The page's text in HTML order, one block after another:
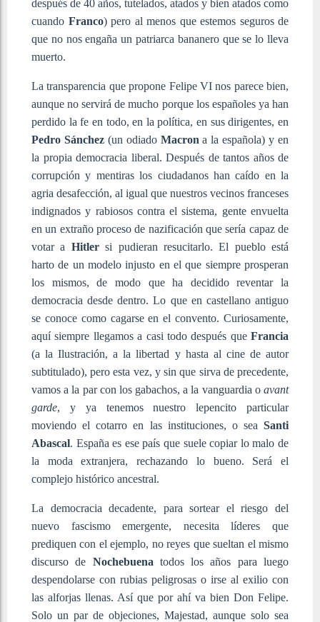
después de 40 años, tutelados, atados y bien atados como
cuando Franco) pero al menos que estemos seguros de
que no nos engaña un patriarca bananero que se lo lleva
muerto.
La transparencia que propone Felipe VI nos parece bien,
aunque no servirá de mucho porque los españoles ya han
perdido la fe en todo, en la política, en sus dirigentes, en
Pedro Sánchez(un odiado Macron a la española) y en
la propia democracia liberal. Después de tantos años de
corrupción y mentiras los ciudadanos han caído en la
agria desafección, al igual que nuestros vecinos franceses
indignados y rabiosos contra el sistema, gente envuelta
en un extraño proceso de nazificación que sería capaz de
votar a Hitlersi pudieran resucitarlo. El pueblo está
harto de un modelo injusto en el que siempre prosperan
los mismos, de modo que ha decidido reventar la
democracia desde dentro. Lo que en castellano antiguo
se conoce como cagarse en el convento. Curiosamente,
aquí siempre llegamos a casi todo después que Francia
(a la Ilustración, a la libertad y hasta al cine de autor
subtitulado), pero esta vez, y sin que sirva de precedente,
vamos a la par con los gabachos, a la vanguardia o avant
garde, y ya tenemos nuestro lepencito particular
moviendo el cotarro en las instituciones, o sea Santi
Abascal. España es ese país que suele copiar lo malo de
la moda extranjera, rechazando lo bueno. Será el
complejo histórico ancestral.
La democracia decadente, para sortear el riesgo del
nuevo fascismo emergente, necesita líderes que
prediquen con el ejemplo, no reyes que sueltan el mismo
discurso de Nochebuena todos los años para luego
despendolarse con rubias peligrosas o irse al exilio con
las alforjas llenas. Así que por ahí va bien Don Felipe.
Solo un par de objeciones, Majestad, aunque solo sea